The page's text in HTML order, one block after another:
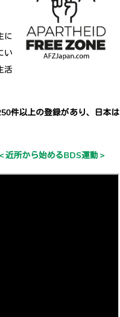
に
い
活
件以上の登録があり、日本は
近所から始めるBDS運動＞